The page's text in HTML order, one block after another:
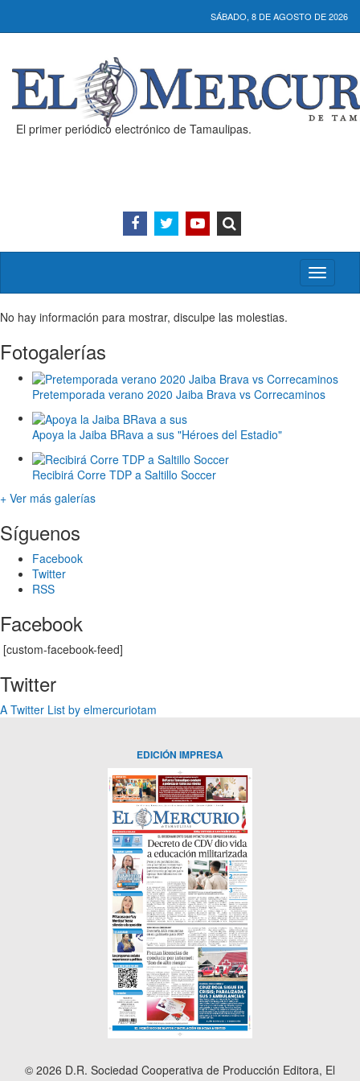
SÁBADO, 8 DE AGOSTO DE 2026
El primer periódico electrónico de Tamaulipas.
Activar/
menú
No hay información para mostrar, disculpe las molestias.
Fotogalerías
Pretemporada verano 2020 Jaiba Brava vs Correcaminos
Apoya la Jaiba BRava a sus "Héroes del Estadio"
Recibirá Corre TDP a Saltillo Soccer
+ Ver más galerías
Síguenos
Facebook
Twitter
RSS
Facebook
[custom-facebook-feed]
Twitter
A Twitter List by elmercuriotam
EDICIÓN IMPRESA
© 2026 D.R. Sociedad Cooperativa de Producción Editora, El